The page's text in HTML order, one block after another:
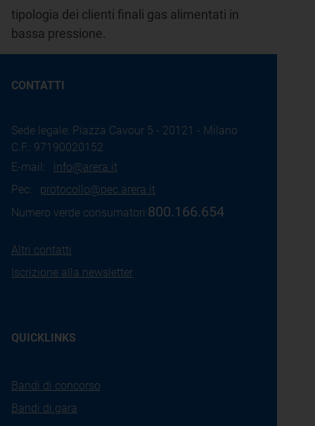
tipologia dei clienti finali gas alimentati in
bassa pressione.
CONTATTI
Sede legale: Piazza Cavour 5 - 20121 - Milano
C.F.: 97190020152
E-mail: info@arera.it
Pec: protocollo@pec.arera.it
Numero verde consumatori:800.166.654
Altri contatti
Iscrizione alla newsletter
QUICKLINKS
Bandi di concorso
Bandi di gara